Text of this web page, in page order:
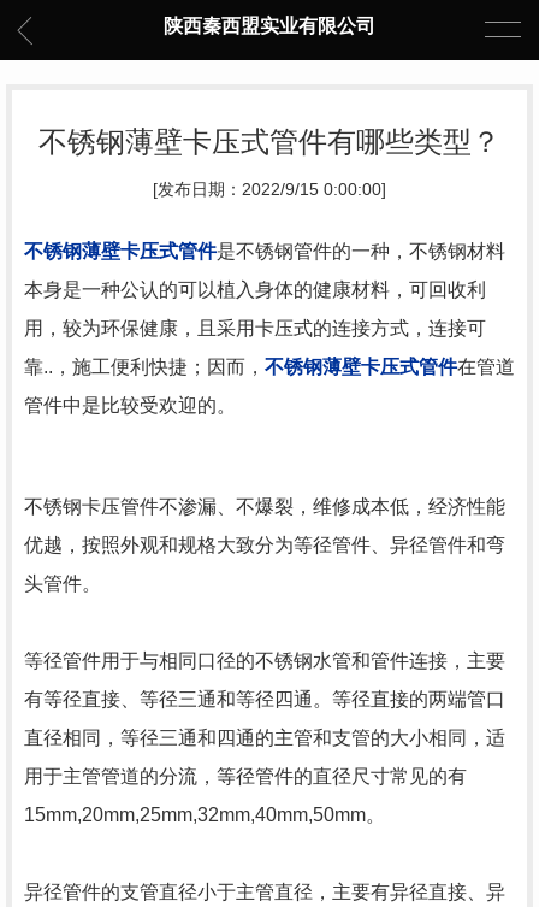
陕西秦西盟实业有限公司
不锈钢薄壁卡压式管件有哪些类型？
[发布日期：2022/9/15 0:00:00]
不锈钢薄壁卡压式管件是不锈钢管件的一种，不锈钢材料
本身是一种公认的可以植入身体的健康材料，可回收利
用，较为环保健康，且采用卡压式的连接方式，连接可
靠..，施工便利快捷；因而， 不锈钢薄壁卡压式管件在管道
管件中是比较受欢迎的。
不锈钢卡压管件不渗漏、不爆裂，维修成本低，经济性能
优越，按照外观和规格大致分为等径管件、异径管件和弯
头管件。
等径管件用于与相同口径的不锈钢水管和管件连接，主要
有等径直接、等径三通和等径四通。等径直接的两端管口
直径相同，等径三通和四通的主管和支管的大小相同，适
用于主管管道的分流，等径管件的直径尺寸常见的有
15mm,20mm,25mm,32mm,40mm,50mm。
异径管件的支管直径小于主管直径，主要有异径直接、异